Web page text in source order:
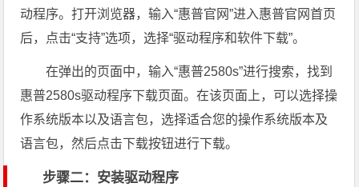
动程序。打开浏览器，输入“惠普官网”进入惠普官网首页
后，点击“支持”选项，选择“驱动程序和软件下载”。
在弹出的页面中，输入“惠普2580s”进行搜索，找到
惠普2580s驱动程序下载页面。在该页面上，可以选择操
作系统版本以及语言包，选择适合您的操作系统版本及
语言包，然后点击下载按钮进行下载。
步骤二：安装驱动程序